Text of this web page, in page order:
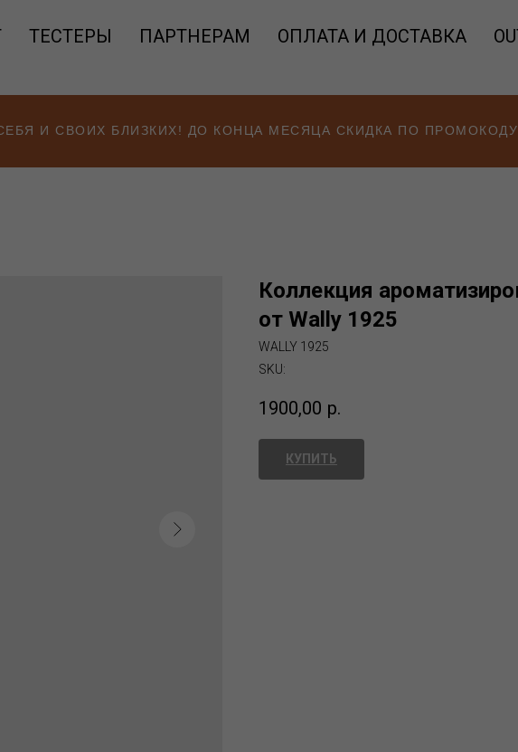
ТЕСТЕРЫ ПАРТНЕРАМ ОПЛАТА И ДОСТАВКА
И СВОИХ БЛИЗКИХ! ДО КОНЦА МЕСЯЦА СКИДКА ПО ПРОМОКОДУ
Коллекция
от Wally 1925
WALLY 1925
SKU:
1900,00 р.
КУПИТЬ